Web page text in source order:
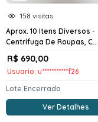
158 visitas
Aprox. 10 Itens Diversos -
Centrífuga De Roupas, C...
R$ 690,00
Usuario: u***********f26
Lote Encerrado
Ver Detalhes